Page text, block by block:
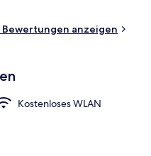
Bewertungen anzeigen
Kostenloses WLAN